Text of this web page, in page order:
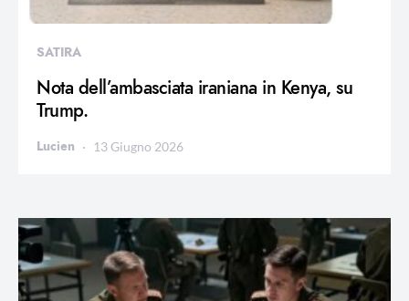
SATIRA
Nota dell’ambasciata iraniana in Kenya, su
Trump.
Lucien 13 Giugno 2026